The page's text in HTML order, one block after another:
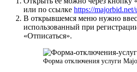
или по ссылке https://majorbid.net/
В открывшемся меню нужно
использованный при
«Отписаться».
Форма отключения услуги